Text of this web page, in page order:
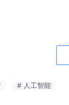
(
# 人工智能